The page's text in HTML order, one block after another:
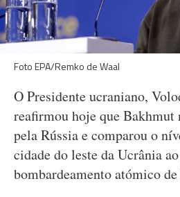
Foto EPA/Remko de Waal
O Presidente ucraniano,
reafirmou hoje que Bakhmut
pela Rússia e comparou o
cidade do leste da Ucrânia
bombardeamento atómico